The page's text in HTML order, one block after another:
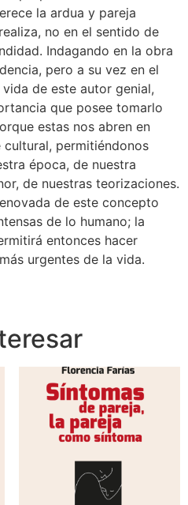
la ardua y pareja
no en el sentido de
Indagando en la obra
pero a su vez en el
de este autor genial,
que posee tomarlo
estas nos abren en
permitiéndonos
época, de nuestra
de nuestras teorizaciones.
de este concepto
de lo humano; la
entonces hacer
urgentes de la vida.